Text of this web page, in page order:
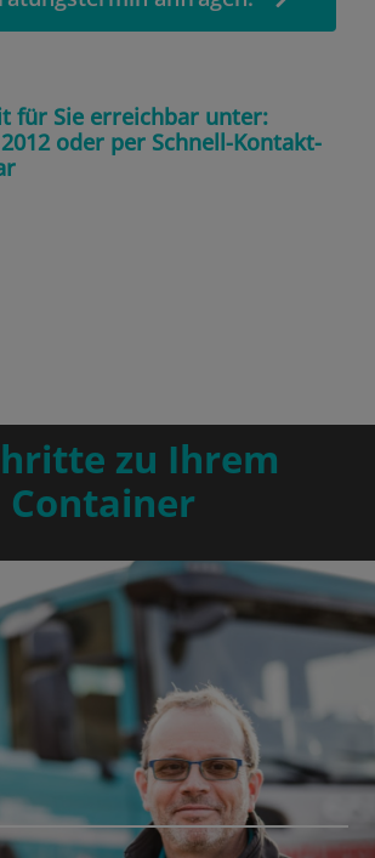
für Sie erreichbar unter:
oder per Schnell-Kontakt-
zu Ihrem
Container